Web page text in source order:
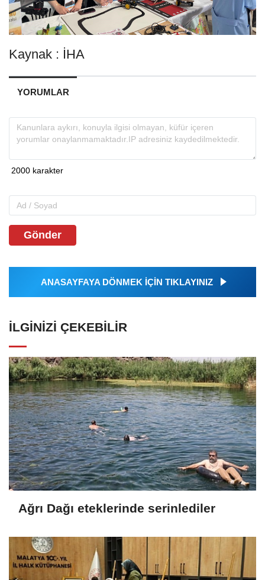
Kaynak : İHA
YORUMLAR
Gönder
ANASAYFAYA DÖNMEK İÇİN TIKLAYINIZ
İLGINIZI ÇEKEBILIR
Ağrı Dağı eteklerinde serinlediler